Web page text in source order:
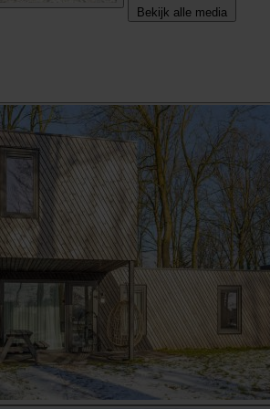
Bekijk alle media